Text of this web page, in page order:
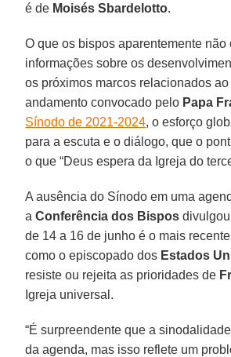
é de Moisés Sbardelotto.
O que os bispos aparentemente não
informações sobre os
os próximos marcos relacionados
andamento convocado pelo Papa
Sínodo de 2021-2024, o esforço
para a escuta e o diálogo, que o
o que “Deus espera da Igreja do
A ausência do Sínodo em uma
aConferência dos Bispos
de 14 a 16 de junho é o mais
como o episcopado dos Estados
resiste ou rejeita as prioridades de
Igreja universal.
“É surpreendente que a
da agenda, mas isso reflete um